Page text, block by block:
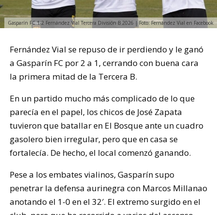
Gasparín FC 1-2 Fernández Vial Tercera División B 2026 | Foto: Fernández Vial en Facebook
Fernández Vial se repuso de ir perdiendo y le ganó
a Gasparín FC por 2 a 1, cerrando con buena cara
la primera mitad de la Tercera B.
En un partido mucho más complicado de lo que
parecía en el papel, los chicos de José Zapata
tuvieron que batallar en El Bosque ante un cuadro
gasolero bien irregular, pero que en casa se
fortalecía. De hecho, el local comenzó ganando.
Pese a los embates vialinos, Gasparín supo
penetrar la defensa aurinegra con Marcos Millanao
anotando el 1-0 en el 32′. El extremo surgido en el